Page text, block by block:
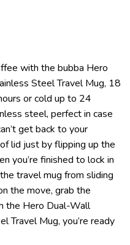
with the bubba Hero
Steel Travel Mug, 18
or cold up to 24
steel, perfect in case
get back to your
lid just by flipping up the
you’re finished to lock in
travel mug from sliding
the move, grab the
the Hero Dual-Wall
Travel Mug, you’re ready